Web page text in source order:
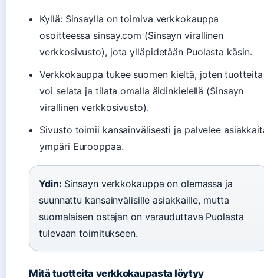
Kyllä: Sinsaylla on toimiva verkkokauppa
osoitteessa sinsay.com (Sinsayn virallinen
verkkosivusto), jota ylläpidetään Puolasta käsin.
Verkkokauppa tukee suomen kieltä, joten tuotteita
voi selata ja tilata omalla äidinkielellä (Sinsayn
virallinen verkkosivusto).
Sivusto toimii kansainvälisesti ja palvelee
ympäri Eurooppaa.
Ydin: Sinsayn verkkokauppa on olemassa ja
suunnattu kansainvälisille asiakkaille, mutta
suomalaisen ostajan on varauduttava Puolasta
tulevaan toimitukseen.
Mitä tuotteita verkkokaupasta löytyy